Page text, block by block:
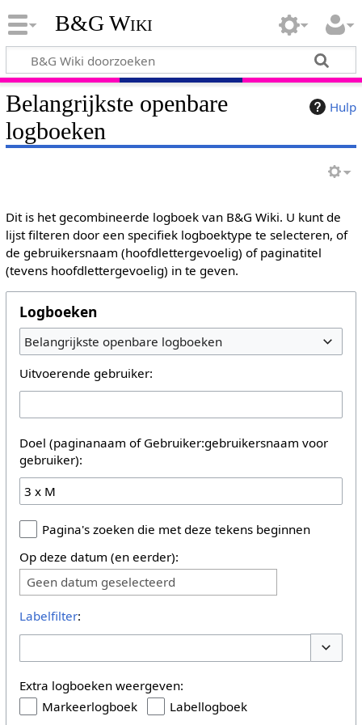
B&G Wiki
Hulp
Belangrijkste openbare
logboeken
Dit is het gecombineerde logboek van B&G Wiki. U kunt de
lijst filteren door een specifiek logboektype te selecteren, of
de gebruikersnaam (hoofdlettergevoelig) of paginatitel
(tevens hoofdlettergevoelig) in te geven.
Logboeken
Belangrijkste openbare logboeken
Uitvoerende gebruiker:
Doel (paginanaam of Gebruiker:gebruikersnaam voor
gebruiker):
Pagina's zoeken die met deze tekens beginnen
Op deze datum (en eerder):
Geen datum geselecteerd
Labelfilter:
Extra logboeken weergeven:
Markeerlogboek
Labellogboek